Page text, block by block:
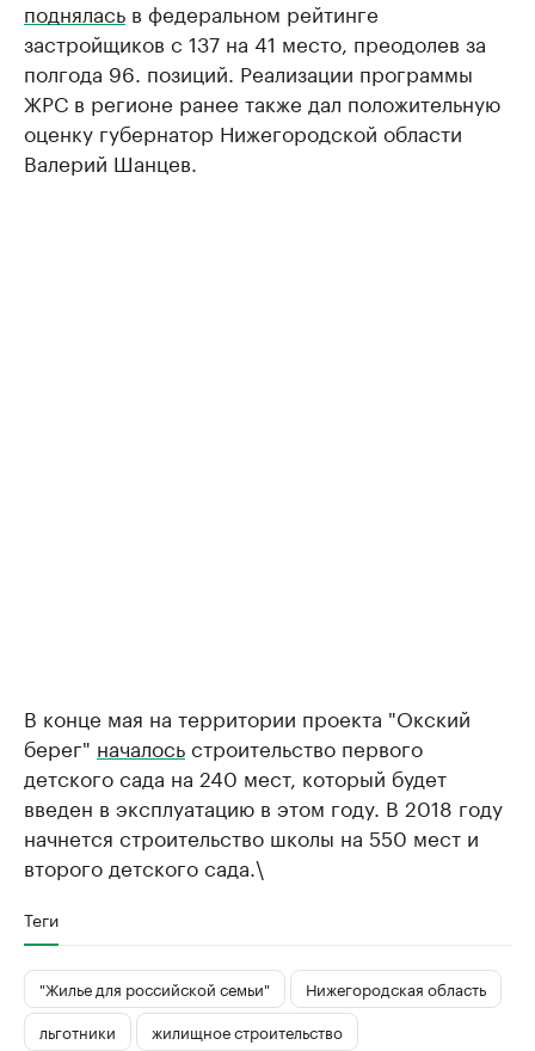
поднялась в федеральном рейтинге
застройщиков с 137 на 41 место, преодолев за
полгода 96. позиций. Реализации программы
ЖРС в регионе ранее также дал положительную
оценку губернатор Нижегородской области
Валерий Шанцев.
В конце мая на территории проекта "Окский
берег" началосьстроительство первого
детского сада на 240 мест, который будет
введен в эксплуатацию в этом году. В 2018 году
начнется строительство школы на 550 мест и
второго детского сада.\
Теги
"Жилье для российской семьи"
Нижегородская область
льготники
жилищное строительство